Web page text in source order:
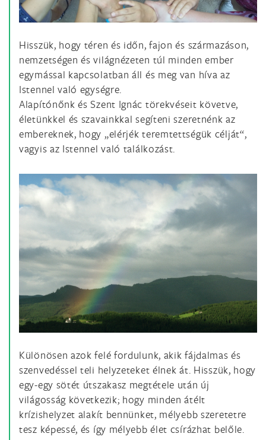
Hisszük, hogy téren és időn, fajon és származáson,
nemzetségen és világnézeten túl minden ember
egymással kapcsolatban áll és meg van híva az
Istennel való egységre.
Alapítónőnk és Szent Ignác törekvéseit követve,
életünkkel és szavainkkal segíteni szeretnénk az
embereknek, hogy „elérjék teremtettségük célját“,
vagyis az Istennel való találkozást.
Különösen azok felé fordulunk, akik fájdalmas és
szenvedéssel teli helyzeteket élnek át. Hisszük, hogy
egy-egy sötét útszakasz megtétele után új
világosság következik; hogy minden átélt
krízishelyzet alakít bennünket, mélyebb szeretetre
tesz képessé, és így mélyebb élet csírázhat belőle.